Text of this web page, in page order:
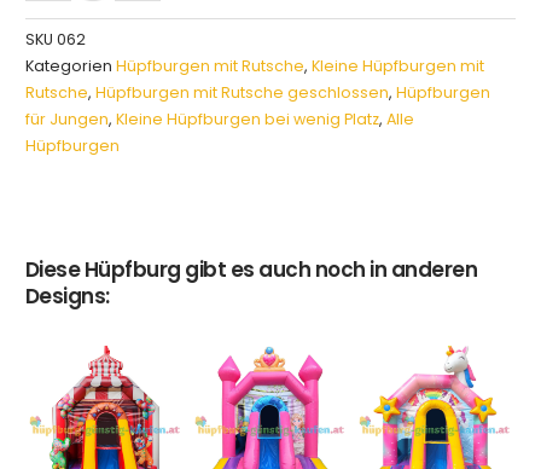
SKU 062
Kategorien Hüpfburgen mit Rutsche, Kleine Hüpfburgen mit
Rutsche, Hüpfburgen mit Rutsche geschlossen, Hüpfburgen
für Jungen, Kleine Hüpfburgen bei wenig Platz, Alle
Hüpfburgen
Diese Hüpfburg gibt es auch noch in anderen
Designs: